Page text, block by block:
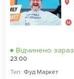
Відчинено зараз
23:00
Тип: Фуд Маркет